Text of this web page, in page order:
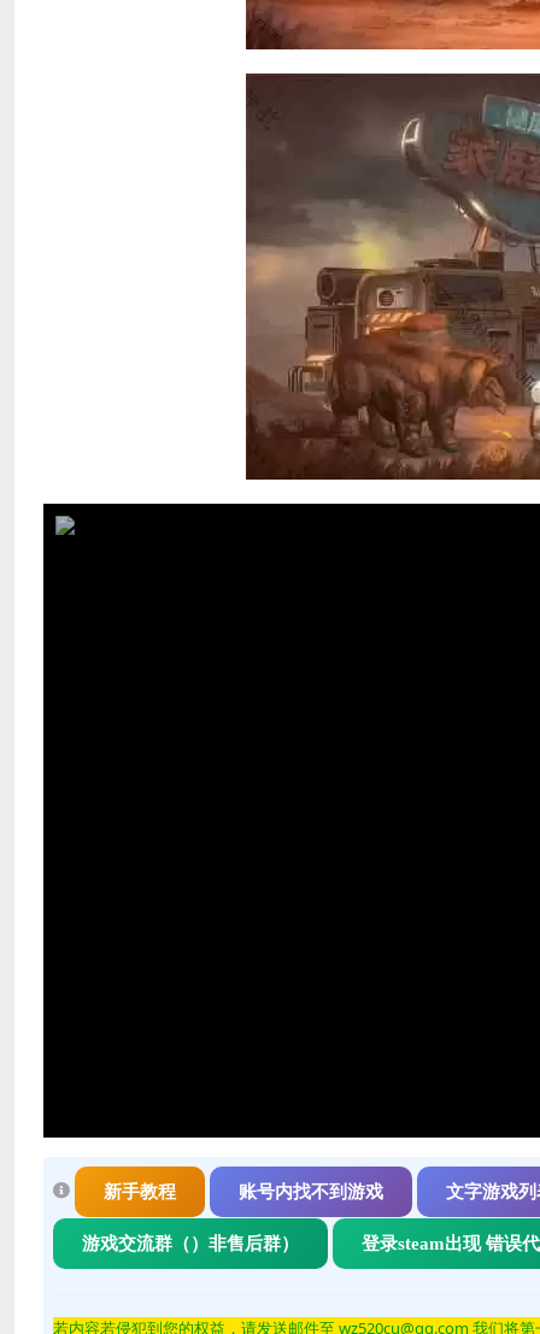
新手教程 账号内找不到游戏 文字游戏列
游戏交流群（）非售后群） 登录steam出现 错误
若内容若侵犯到您的权益，请发送邮件至 wz520cu@qq.com 我们将